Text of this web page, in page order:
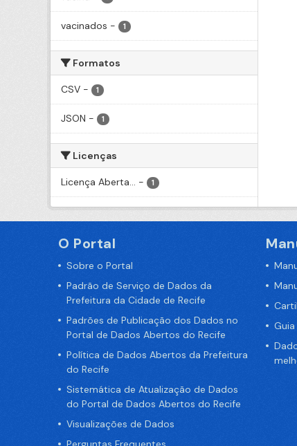
vacinados - 1
Formatos
CSV - 1
JSON - 1
Licenças
Licença Aberta... - 1
O Portal
Sobre o Portal
Padrão de Serviço de Dados da
Prefeitura da Cidade de Recife
Padrões de Publicação dos Dados no
Portal de Dados Abertos do Recife
Política de Dados Abertos da Prefeitura
do Recife
Sistemática de Atualização de Dados
do Portal de Dados Abertos do Recife
Visualizações de Dados